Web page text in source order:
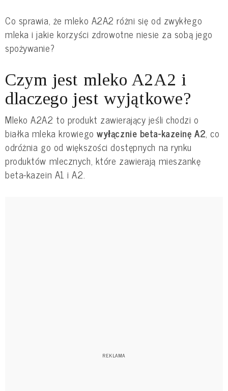
Co sprawia, że mleko A2A2 różni się od zwykłego
mleka i jakie korzyści zdrowotne niesie za sobą jego
spożywanie?
Czym jest mleko A2A2 i
dlaczego jest wyjątkowe?
Mleko A2A2 to produkt zawierający jeśli chodzi o
białka mleka krowiegowyłącznie beta-kazeinę A2, co
odróżnia go od większości dostępnych na rynku
produktów mlecznych, które zawierają mieszankę
beta-kazein A1 i A2.